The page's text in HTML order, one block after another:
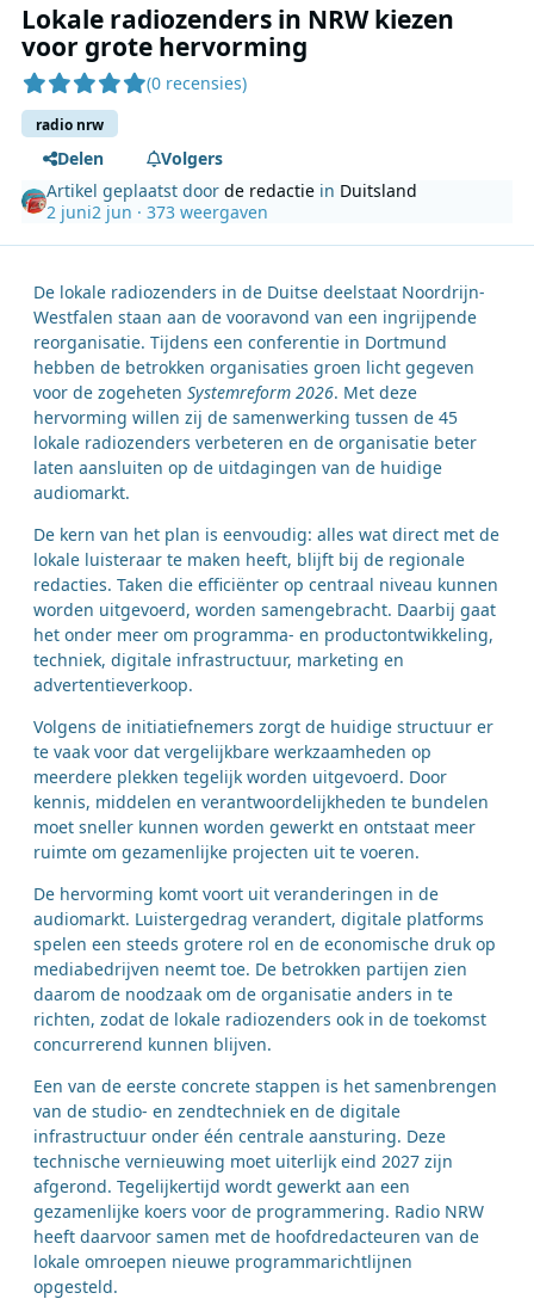
Lokale radiozenders in NRW kiezen
voor grote hervorming
(0 recensies)
radio nrw
Delen
Volgers
Artikel geplaatst doorde redactie in Duitsland
2 juni2 jun · 373 weergaven
De lokale radiozenders in de Duitse deelstaat Noordrijn-
Westfalen staan aan de vooravond van een ingrijpende
reorganisatie. Tijdens een conferentie in Dortmund
hebben de betrokken organisaties groen licht gegeven
voor de zogeheten Systemreform 2026. Met deze
hervorming willen zij de samenwerking tussen de 45
lokale radiozenders verbeteren en de organisatie beter
laten aansluiten op de uitdagingen van de huidige
audiomarkt.
De kern van het plan is eenvoudig: alles wat direct met de
lokale luisteraar te maken heeft, blijft bij de regionale
redacties. Taken die efficiënter op centraal niveau kunnen
worden uitgevoerd, worden samengebracht. Daarbij gaat
het onder meer om programma- en productontwikkeling,
techniek, digitale infrastructuur, marketing en
advertentieverkoop.
Volgens de initiatiefnemers zorgt de huidige structuur er
te vaak voor dat vergelijkbare werkzaamheden op
meerdere plekken tegelijk worden uitgevoerd. Door
kennis, middelen en verantwoordelijkheden te bundelen
moet sneller kunnen worden gewerkt en ontstaat meer
ruimte om gezamenlijke projecten uit te voeren.
De hervorming komt voort uit veranderingen in de
audiomarkt. Luistergedrag verandert, digitale platforms
spelen een steeds grotere rol en de economische druk op
mediabedrijven neemt toe. De betrokken partijen zien
daarom de noodzaak om de organisatie anders in te
richten, zodat de lokale radiozenders ook in de toekomst
concurrerend kunnen blijven.
Een van de eerste concrete stappen is het samenbrengen
van de studio- en zendtechniek en de digitale
infrastructuur onder één centrale aansturing. Deze
technische vernieuwing moet uiterlijk eind 2027 zijn
afgerond. Tegelijkertijd wordt gewerkt aan een
gezamenlijke koers voor de programmering. Radio NRW
heeft daarvoor samen met de hoofdredacteuren van de
lokale omroepen nieuwe programmarichtlijnen
opgesteld.